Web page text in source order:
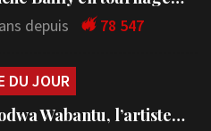
depuis 78 547
DU JOUR
Wabantu, l’artiste…